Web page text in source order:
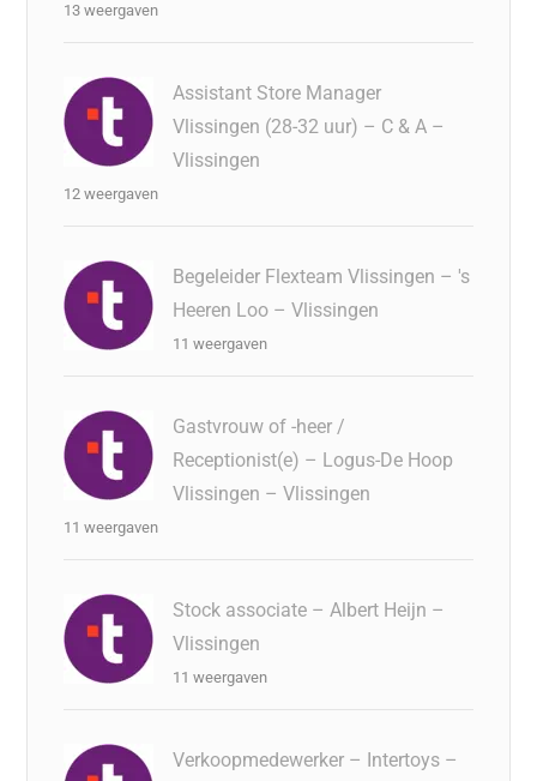
13 weergaven
Assistant Store Manager
Vlissingen (28-32 uur) – C & A –
Vlissingen
12 weergaven
Begeleider Flexteam Vlissingen – 's
Heeren Loo – Vlissingen
11 weergaven
Gastvrouw of -heer /
Receptionist(e) – Logus-De Hoop
Vlissingen – Vlissingen
11 weergaven
Stock associate – Albert Heijn –
Vlissingen
11 weergaven
Verkoopmedewerker – Intertoys –